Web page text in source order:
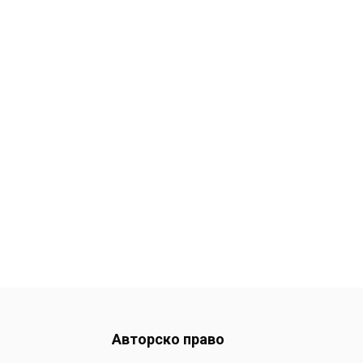
Авторско право